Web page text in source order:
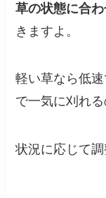
草の状態に合
きますよ。
軽い草なら低
で一気に刈れる
状況に応じて調